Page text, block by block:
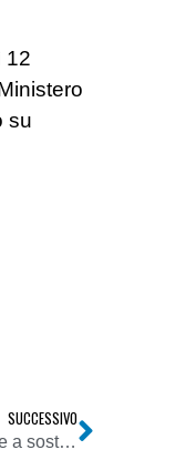
12
su
SUCCESSIVO
Tlc: Agcom, finalizzare parte risorse asta frequenze a sostegno banda larga